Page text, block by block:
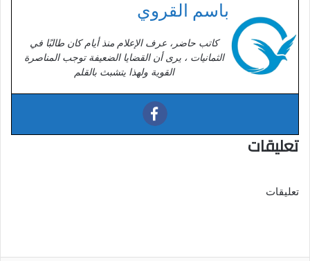
باسم القروي
كاتب حاضر، عرف الإعلام منذ أيام كان طالبًا في
الثمانيات ، يرى أن القضايا الضعيفة توجب المناصرة
القوية ولهذا يتشبث بالقلم
تعليقات
تعليقات